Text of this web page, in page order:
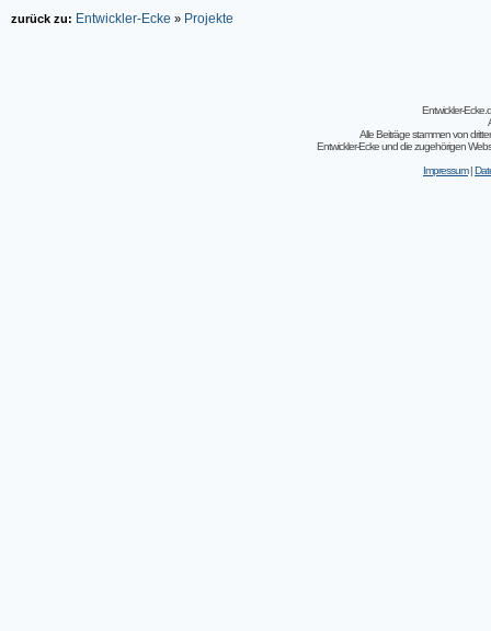
zurück zu: Entwickler-Ecke » Projekte
Entwickler-
Alle Beiträge stammen von
Entwickler-Ecke und die zugehörigen
Impressum|